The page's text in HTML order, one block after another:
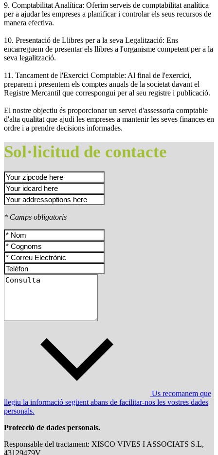
9. Comptabilitat Analítica: Oferim serveis de comptabilitat analítica
per a ajudar les empreses a planificar i controlar els seus recursos de
manera efectiva.
10. Presentació de Llibres per a la seva Legalització: Ens
encarreguem de presentar els llibres a l'organisme competent per a la
seva legalització.
11. Tancament de l'Exercici Comptable: Al final de l'exercici,
preparem i presentem els comptes anuals de la societat davant el
Registre Mercantil que correspongui per al seu registre i publicació.
El nostre objectiu és proporcionar un servei d'assessoria comptable
d'alta qualitat que ajudi les empreses a mantenir les seves finances en
ordre i a prendre decisions informades.
Sol·licitud de contacte
* Camps obligatoris
Us recomanem que
llegiu la informació següent abans de facilitar-nos les vostres dades
personals.
Protecció de dades personals.
Responsable del tractament: XISCO VIVES I ASSOCIATS S.L,
43129479V